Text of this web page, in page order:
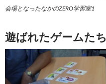
会場となったなかのZERO学習室1
遊ばれたゲームたち